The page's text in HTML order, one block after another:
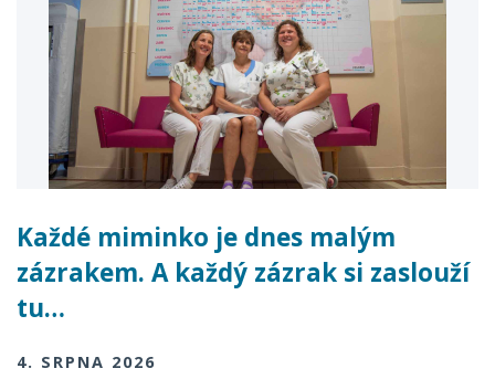
Každé miminko je dnes malým
zázrakem. A každý zázrak si zaslouží
tu…
4. SRPNA 2026